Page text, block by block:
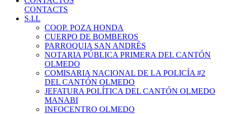
CONTACTS
S.I.L
COOP. POZA HONDA
CUERPO DE BOMBEROS
PARROQUIA SAN ANDRÉS
NOTARIA PÚBLICA PRIMERA DEL CANTÓN
OLMEDO
COMISARIA NACIONAL DE LA POLICÍA #2
DEL CANTÓN OLMEDO
JEFATURA POLÍTICA DEL CANTÓN OLMEDO
MANABI
INFOCENTRO OLMEDO